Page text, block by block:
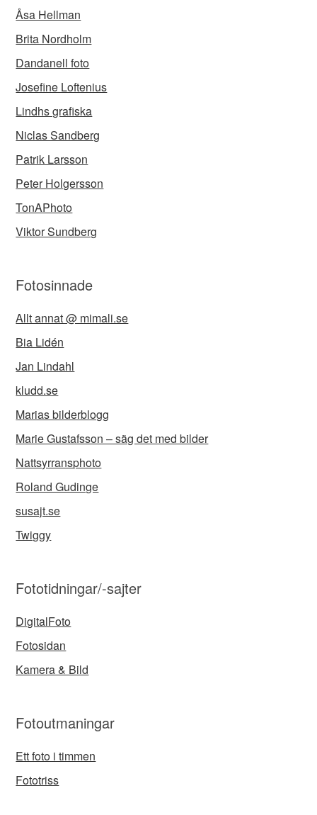
Åsa Hellman
Brita Nordholm
Dandanell foto
Josefine Loftenius
Lindhs grafiska
Niclas Sandberg
Patrik Larsson
Peter Holgersson
TonAPhoto
Viktor Sundberg
Fotosinnade
Allt annat @ mimali.se
Bia Lidén
Jan Lindahl
kludd.se
Marias bilderblogg
Marie Gustafsson – säg det med bilder
Nattsyrransphoto
Roland Gudinge
susajt.se
Twiggy
Fototidningar/-sajter
DigitalFoto
Fotosidan
Kamera & Bild
Fotoutmaningar
Ett foto i timmen
Fototriss